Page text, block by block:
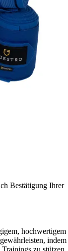
Bestätigung Ihrer
hochwertigem
indem
zu stützen